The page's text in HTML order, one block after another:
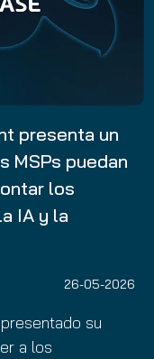
presenta un
MSPs puedan
los
IA y la
26-05-2026
su
a los